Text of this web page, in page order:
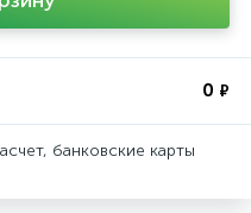
0 ₽
банковские карты